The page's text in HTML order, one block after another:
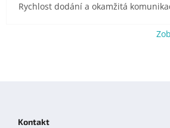
Rychlost dodání a okamžitá
Kontakt